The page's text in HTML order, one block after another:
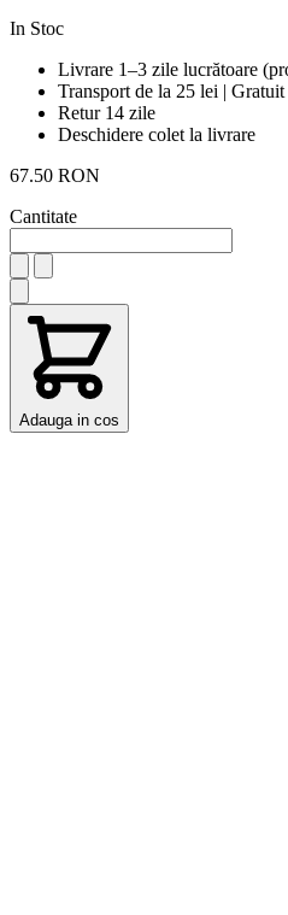
In Stoc
Livrare 1–3 zile lucrătoare
Transport de la 25 lei | Gratuit
Retur 14 zile
Deschidere colet la livrare
67.50 RON
Cantitate
Adauga in cos